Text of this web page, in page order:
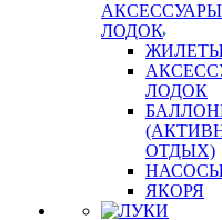
ЛОДОК
ЛОДОК
ОТДЫХ)
ЯКОРЯ